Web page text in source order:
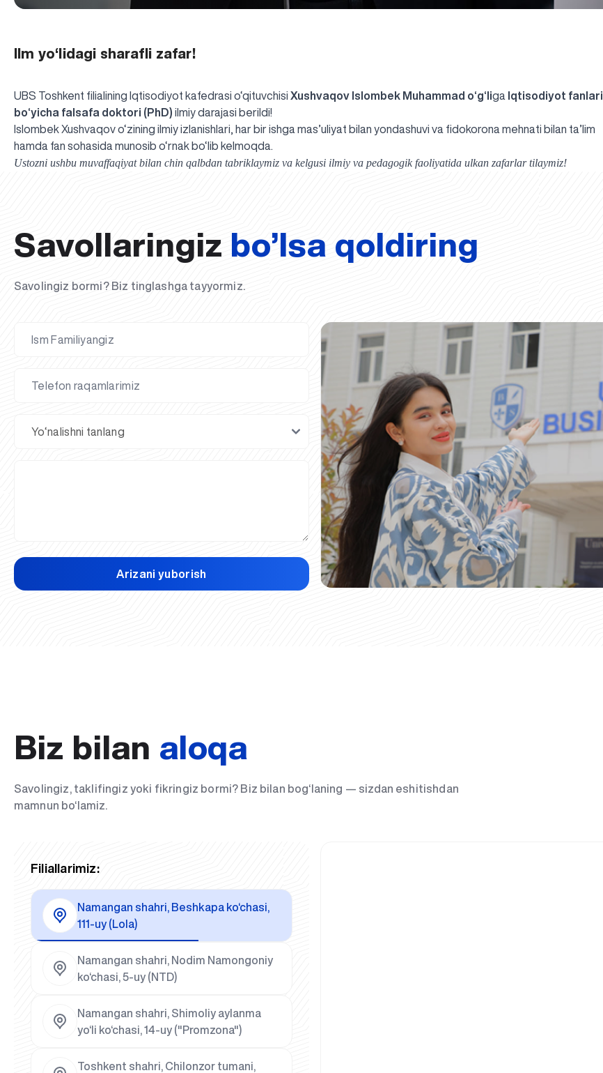
Ilm yo‘lidagi sharafli zafar!
UBS Toshkent filialining Iqtisodiyot kafedrasi o‘qituvchisi Xushvaqov Islombek Muhammad o‘g‘liga Iqtisodiyot fanlari
bo‘yicha falsafa doktori (PhD) ilmiy darajasi berildi!
Islombek Xushvaqov o‘zining ilmiy izlanishlari, har bir ishga mas’uliyat bilan yondashuvi va fidokorona mehnati bilan ta’lim
hamda fan sohasida munosib o‘rnak bo‘lib kelmoqda.
Ustozni ushbu muvaffaqiyat bilan chin qalbdan tabriklaymiz va kelgusi ilmiy va pedagogik faoliyatida ulkan zafarlar tilaymiz!
Savollaringiz bo’lsa qoldiring
Savolingiz bormi? Biz tinglashga tayyormiz.
Arizani yuborish
Biz bilan aloqa
Savolingiz, taklifingiz yoki fikringiz bormi? Biz bilan bog‘laning — sizdan eshitishdan
mamnun bo‘lamiz.
Filiallarimiz:
Namangan shahri, Beshkapa ko‘chasi,
111-uy (Lola)
Namangan shahri, Nodim Namongoniy
ko‘chasi, 5-uy (NTD)
Namangan shahri, Shimoliy aylanma
yo‘li ko‘chasi, 14-uy ("Promzona")
Toshkent shahri, Chilonzor tumani,